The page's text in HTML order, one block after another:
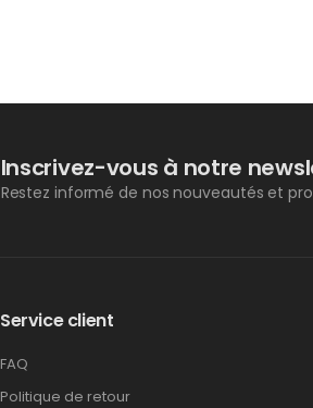
Inscrivez-vous à notre
Restez informé de nos nouveautés et
Service client
FAQ
Politique de retour